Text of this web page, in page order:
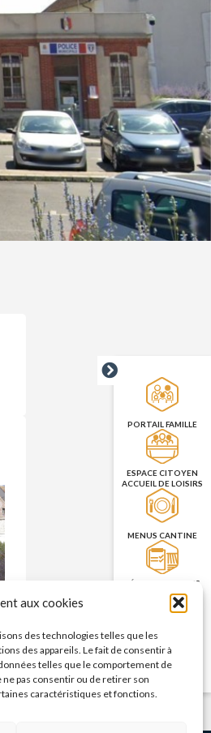
aux cookies
des technologies telles que les
des appareils. Le fait de consentir à
telles que le comportement de
ne pas consentir ou de retirer son
caractéristiques et fonctions.
PORTAIL FAMILLE
ESPACE CITOYEN
ACCUEIL DE LOISIRS
MENUS CANTINE
RÉSERVATION DES
SALLES
PRISE DE RENDEZ-
CNI/PASSEPORT